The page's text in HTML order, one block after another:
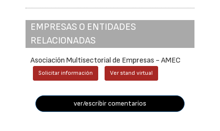
EMPRESAS O ENTIDADES
RELACIONADAS
Asociación Multisectorial de Empresas - AMEC
Solicitar información Ver stand virtual
ver/escribir comentarios